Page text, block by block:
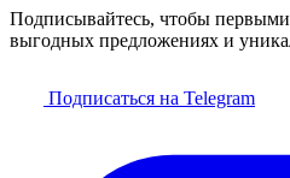
Подписывайтесь, чтобы первыми
выгодных предложениях и
Подписаться на Telegram